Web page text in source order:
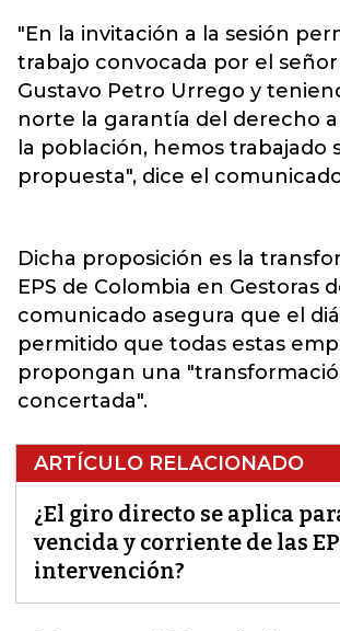
"En la invitación a la sesión
trabajo convocada por el
Gustavo Petro Urrego y
norte la garantía del derecho a
la población, hemos trabajado
propuesta", dice el
Dicha proposición es la
EPS de Colombia en Gestoras
comunicado asegura que el
permitido que todas estas
propongan una
concertada".
ARTÍCULO RELACIONADO
¿El giro directo se aplica
vencida y corriente de las
intervención?